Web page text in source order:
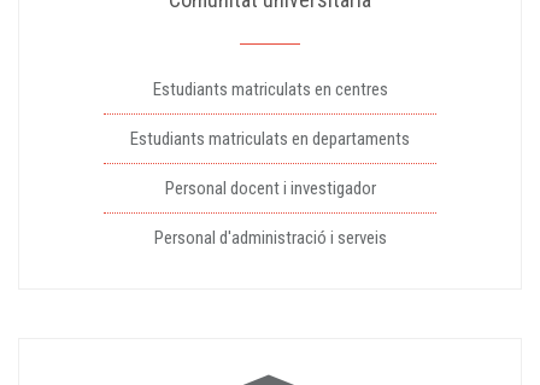
Estudiants matriculats en centres
Estudiants matriculats en departaments
Personal docent i investigador
Personal d'administració i serveis